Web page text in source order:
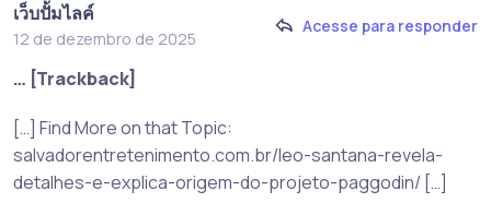
เว็บปั้มไลค์
12 de dezembro de 2025
Acesse para responder
… [Trackback]
[…] Find More on that Topic:
salvadorentretenimento.com.br/leo-santana-revela-
detalhes-e-explica-origem-do-projeto-paggodin/ […]